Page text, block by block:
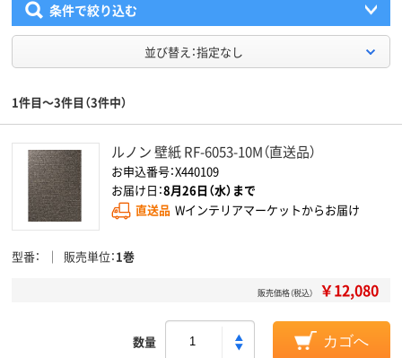
条件で絞り込む
並び替え：指定なし
1件目～3件目（3件中）
ルノン 壁紙 RF-6053-10M（直送品）
お申込番号：X440109
お届け日：8月26日（水）まで
直送品 Wインテリアマーケットからお届け
型番 販売単位 1巻
販売価格（税込） ￥12,080
数量 カゴへ